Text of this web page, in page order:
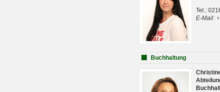
Tel.:
E-Mail:
Buchhaltung